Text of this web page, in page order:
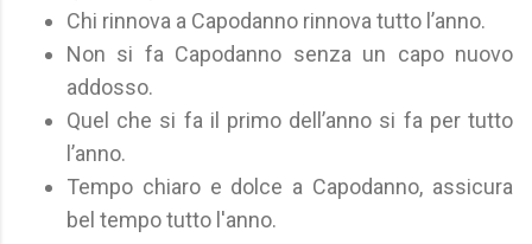
Chi rinnova a Capodanno rinnova tutto l’anno.
Non si fa Capodanno senza un capo nuovo
addosso.
Quel che si fa il primo dell’anno si fa per tutto
l’anno.
Tempo chiaro e dolce a Capodanno, assicura
bel tempo tutto l'anno.